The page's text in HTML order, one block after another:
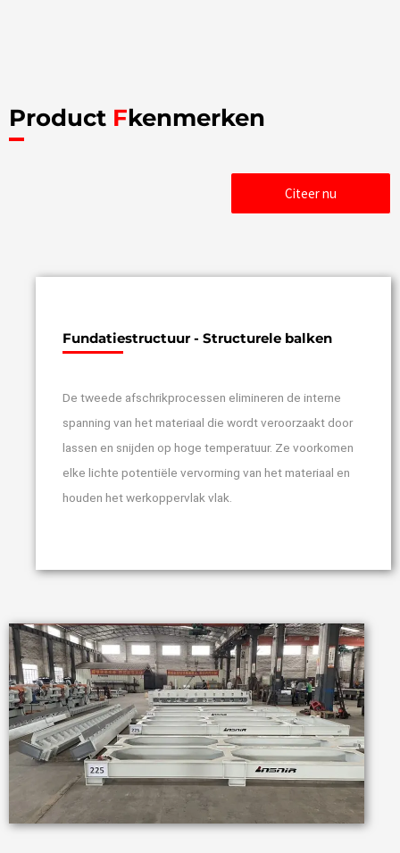
Product Fkenmerken
Citeer nu
Fundatiestructuur - Structurele balken
De tweede afschrikprocessen elimineren de interne
spanning van het materiaal die wordt veroorzaakt door
lassen en snijden op hoge temperatuur. Ze voorkomen
elke lichte potentiële vervorming van het materiaal en
houden het werkoppervlak vlak.